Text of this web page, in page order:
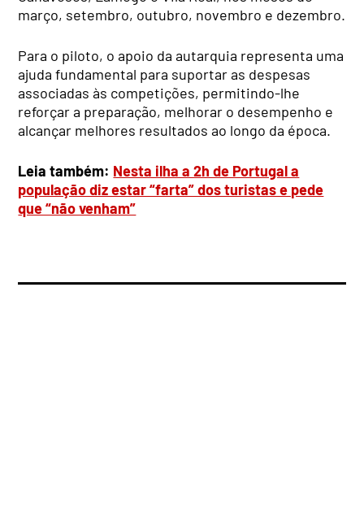
março, setembro, outubro, novembro e dezembro.
Para o piloto, o apoio da autarquia representa uma
ajuda fundamental para suportar as despesas
associadas às competições, permitindo-lhe
reforçar a preparação, melhorar o desempenho e
alcançar melhores resultados ao longo da época.
Leia também: Nesta ilha a 2h de Portugal a
população diz estar “farta” dos turistas e pede
que “não venham”